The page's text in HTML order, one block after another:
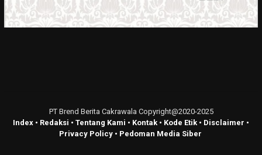
PT Brend Berita Cakrawala Copyright@2020-2025
Index • Redaksi • Tentang Kami • Kontak • Kode Etik • Disclaimer •
Privacy Policy• Pedoman Media Siber